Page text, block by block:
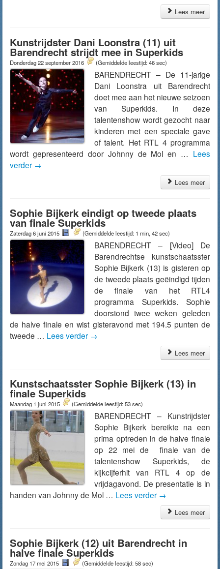
Lees meer
Kunstrijdster Dani Loonstra (11) uit
Barendrecht strijdt mee in Superkids
Donderdag 22 september 2016 (Gemiddelde leestijd: 46 sec)
BARENDRECHT – De 11-jarige
Dani Loonstra uit Barendrecht
doet mee aan het nieuwe seizoen
van Superkids. In deze
talentenshow wordt gezocht naar
kinderen met een speciale gave
of talent. Het RTL 4 programma
wordt gepresenteerd door Johnny de Mol en … Lees
verder →
Lees meer
Sophie Bijkerk eindigt op tweede plaats
van finale Superkids
Zaterdag 6 juni 2015 (Gemiddelde leestijd: 1 min, 42 sec)
BARENDRECHT – [Video] De
Barendrechtse kunstschaatsster
Sophie Bijkerk (13) is gisteren op
de tweede plaats geëindigd tijden
de finale van het RTL4
programma Superkids. Sophie
doorstond twee weken geleden
de halve finale en wist gisteravond met 194.5 punten de
tweede … Lees verder →
Lees meer
Kunstschaatsster Sophie Bijkerk (13) in
finale Superkids
Maandag 1 juni 2015 (Gemiddelde leestijd: 53 sec)
BARENDRECHT – Kunstrijdster
Sophie Bijkerk bereikte na een
prima optreden in de halve finale
op 22 mei de finale van de
talentenshow Superkids, de
kijkcijferhit van RTL 4 op de
vrijdagavond. De presentatie is in
handen van Johnny de Mol … Lees verder →
Lees meer
Sophie Bijkerk (12) uit Barendrecht in
halve finale Superkids
Zondag 17 mei 2015 (Gemiddelde leestijd: 58 sec)